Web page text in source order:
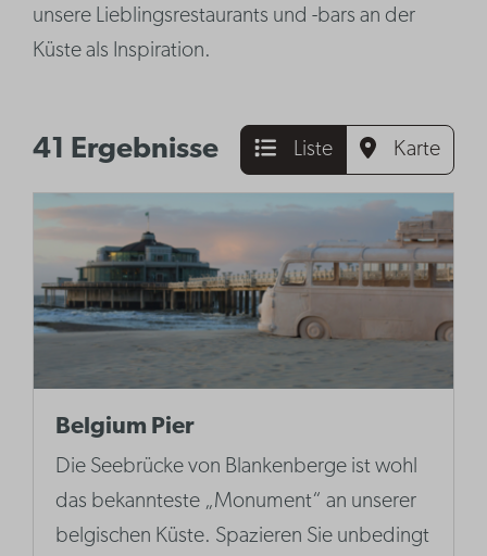
unsere Lieblingsrestaurants und -bars an der
Küste als Inspiration.
41 Ergebnisse Liste Karte
Belgium Pier
Die Seebrücke von Blankenberge ist wohl
das bekannteste „Monument“ an unserer
belgischen Küste. Spazieren Sie unbedingt